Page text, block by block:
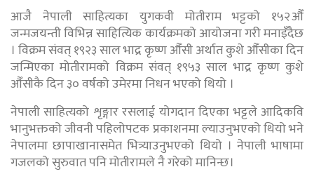
आजै नेपाली साहित्यका युगकवी मोतीराम भट्टको १५२औँ
जन्मजयन्ती विभिन्न साहित्यिक कार्यक्रमको आयोजना गरी मनाइँदैछ
। विक्रम संवत् १९२३ साल भाद्र कृष्ण औँसी अर्थात कुशे औँसीका दिन
जन्मिएका मोतीरामको विक्रम संवत् १९५३ साल भाद्र कृष्ण कुशे
औँसीकै दिन ३० वर्षको उमेरमा निधन भएको थियो ।
नेपाली साहित्यको शृङ्गार रसलाई योगदान दिएका भट्टले आदिकवि
भानुभक्तको जीवनी पहिलोपटक प्रकाशनमा ल्याउनुभएको थियो भने
नेपालमा छापाखानासमेत भित्र्याउनुभएको थियो । नेपाली भाषामा
गजलको सुरुवात पनि मोतीरामले नै गरेको मानिन्छ।